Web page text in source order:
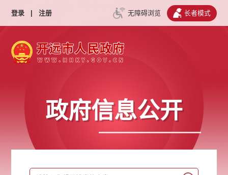
登录 | 注册 无障碍浏览 长者模式
政府信息公开